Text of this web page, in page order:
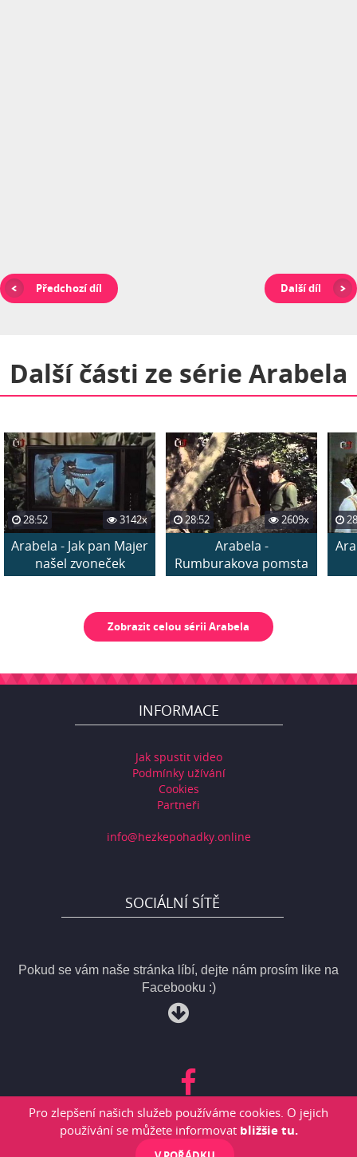
Pro zlepšení našich služeb používáme cookies. O jejich
používání se můžete informovat bližšie tu.
Předchozí díl Další díl
Další části ze série Arabela
28:52 3142x
Arabela - Jak pan Majer
našel zvoneček
28:52 2609x
Arabela -
Rumburakova pomsta
Zobrazit celou sérii Arabela
INFORMACE
Jak spustit video
Podmínky užívání
Cookies
Partneři
info@hezkepohadky.online
SOCIÁLNÍ SÍTĚ
Pokud se vám naše stránka líbí, dejte nám prosím like na
Facebooku :)